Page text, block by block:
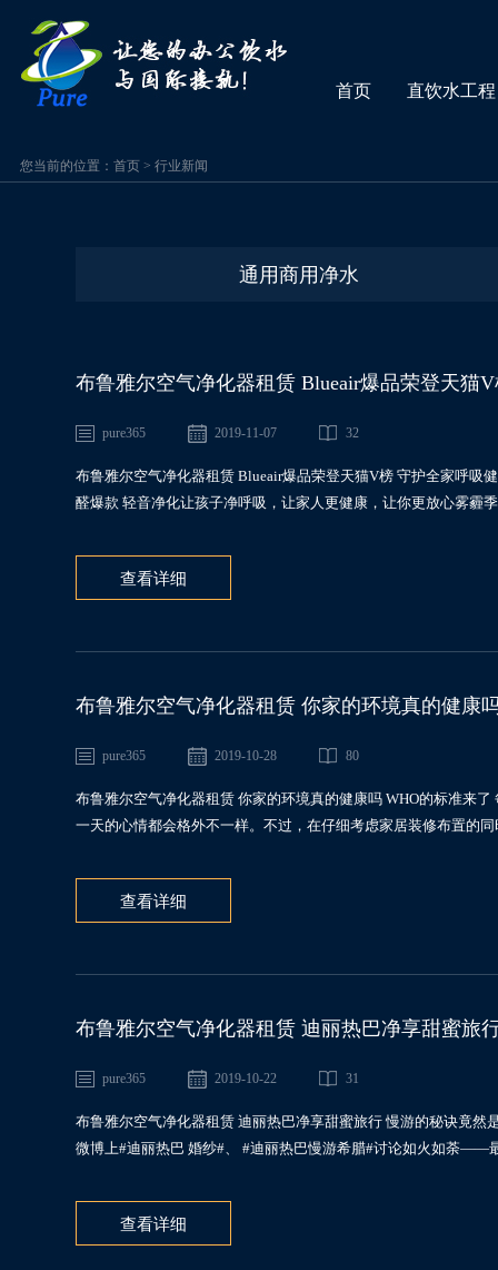
首页 直饮水工程
您当前的位置： 首页> 行业新闻
通用商用净水
布鲁雅尔空气净化器租赁 Blueair爆品荣登天猫
pure365 2019-11-07 32
布鲁雅尔空气净化器租赁 Blueair爆品荣登天猫V榜 守护全家呼吸
醛爆款 轻音净化让孩子净呼吸，让家人更健康，让你更放心雾霾
查看详细
布鲁雅尔空气净化器租赁 你家的环境真的健康
pure365 2019-10-28 80
布鲁雅尔空气净化器租赁 你家的环境真的健康吗 WHO的标准来
一天的心情都会格外不一样。不过，在仔细考虑家居装修布置的
查看详细
布鲁雅尔空气净化器租赁 迪丽热巴净享甜蜜旅
pure365 2019-10-22 31
布鲁雅尔空气净化器租赁 迪丽热巴净享甜蜜旅行 慢游的秘诀竟
微博上#迪丽热巴 婚纱#、 #迪丽热巴慢游希腊#讨论如火如荼——
查看详细